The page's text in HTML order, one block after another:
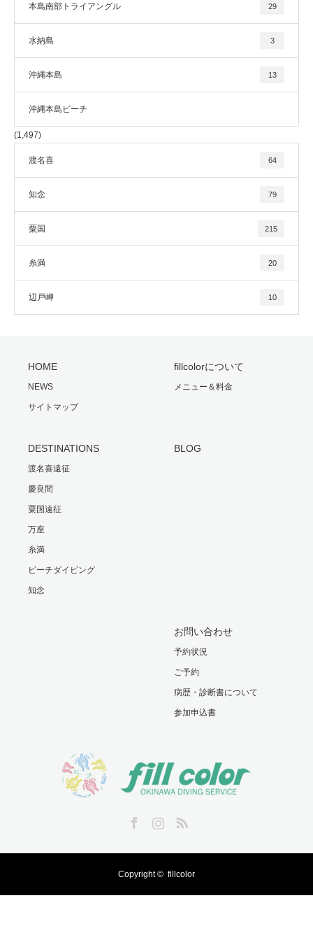
本島南部トライアングル 29
水納島 3
沖縄本島 13
沖縄本島ビーチ
(1,497)
渡名喜 64
知念 79
粟国 215
糸満 20
辺戸岬 10
HOME
NEWS
サイトマップ
fillcolorについて
メニュー＆料金
DESTINATIONS
渡名喜遠征
慶良間
粟国遠征
万座
糸満
ビーチダイビング
知念
BLOG
お問い合わせ
予約状況
ご予約
病歴・診断書について
参加申込書
Copyright © fillcolor